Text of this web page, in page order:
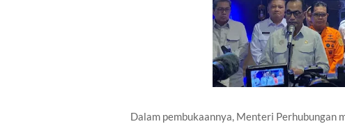
Dalam pembukaannya, Menteri Perhubungan